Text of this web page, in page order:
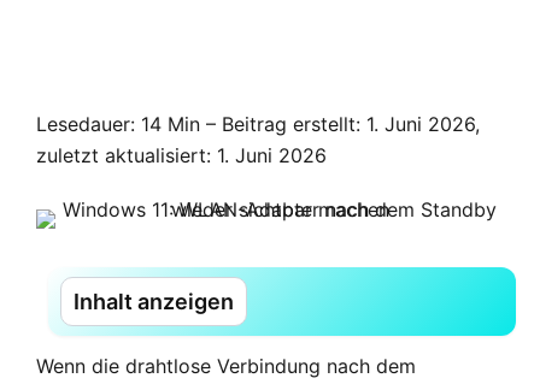
Lesedauer: 14 Min – Beitrag erstellt: 1. Juni 2026,
zuletzt aktualisiert: 1. Juni 2026
Inhalt anzeigen
Wenn die drahtlose Verbindung nach dem